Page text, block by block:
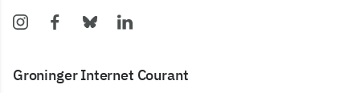
Groninger Internet Courant